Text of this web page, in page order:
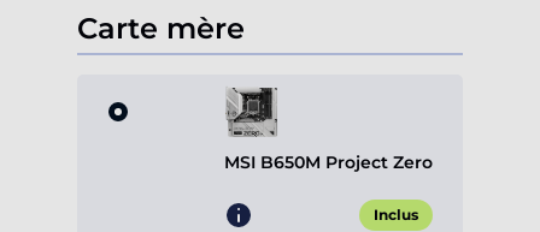
Carte mère
MSI B650M Project Zero
Inclus